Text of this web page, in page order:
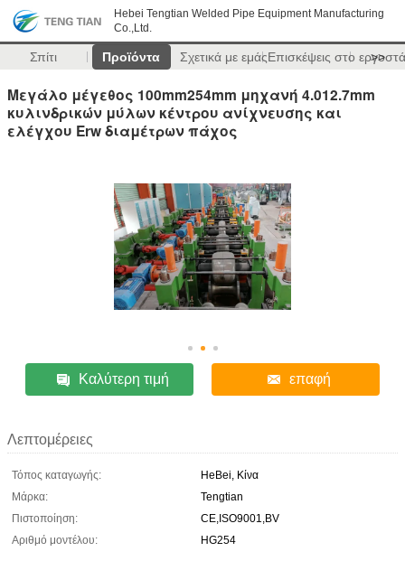
Hebei Tengtian Welded Pipe Equipment Manufacturing
Co.,Ltd.
Σπίτι Προϊόντα Σχετικά με εμάςΕπισκέψεις στο >>
Μεγάλο μέγεθος 100mm254mm μηχανή 4.012.7mm
κυλινδρικών μύλων κέντρου ανίχνευσης και
ελέγχου Erw διαμέτρων πάχος
Καλύτερη τιμή επαφή
Λεπτομέρειες
Τόπος καταγωγής:
HeBei, Κίνα
Μάρκα:
Tengtian
Πιστοποίηση:
CE,ISO9001,BV
Αριθμό μοντέλου:
HG254